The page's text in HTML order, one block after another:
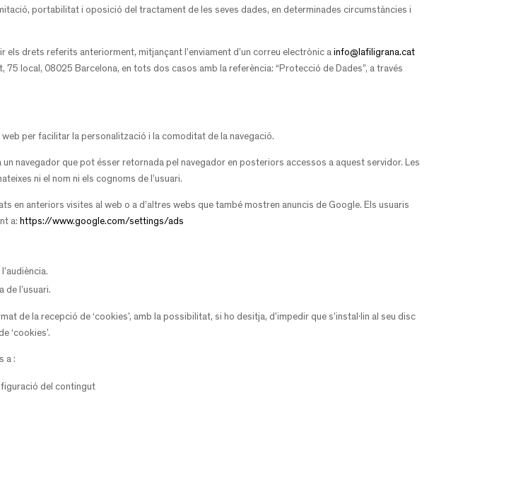
portabilitat i oposició del tractament de les seves dades, en determinades circumstàncies i
els drets referits anteriorment, mitjançant l’enviament d’un correu electrònic ainfo@lafiligrana.cat
local, 08025 Barcelona, en tots dos casos amb la referència: “Protecció de Dades”, a través
web per facilitar la personalització i la comoditat de la navegació.
navegador que pot ésser retornada pel navegador en posteriors accessos a aquest servidor. Les
ni el nom ni els cognoms de l’usuari.
en anteriors visites al web o a d’altres webs que també mostren anuncis de Google. Els usuaris
a: https://www.google.com/settings/ads
l’usuari.
de la recepció de ‘cookies’, amb la possibilitat, si ho desitja, d’impedir que s’instal·lin al seu disc
‘cookies’.
a :
del contingut